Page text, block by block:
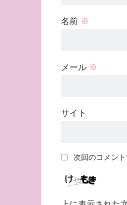
名前 ※
メール ※
サイト
次回のコメン